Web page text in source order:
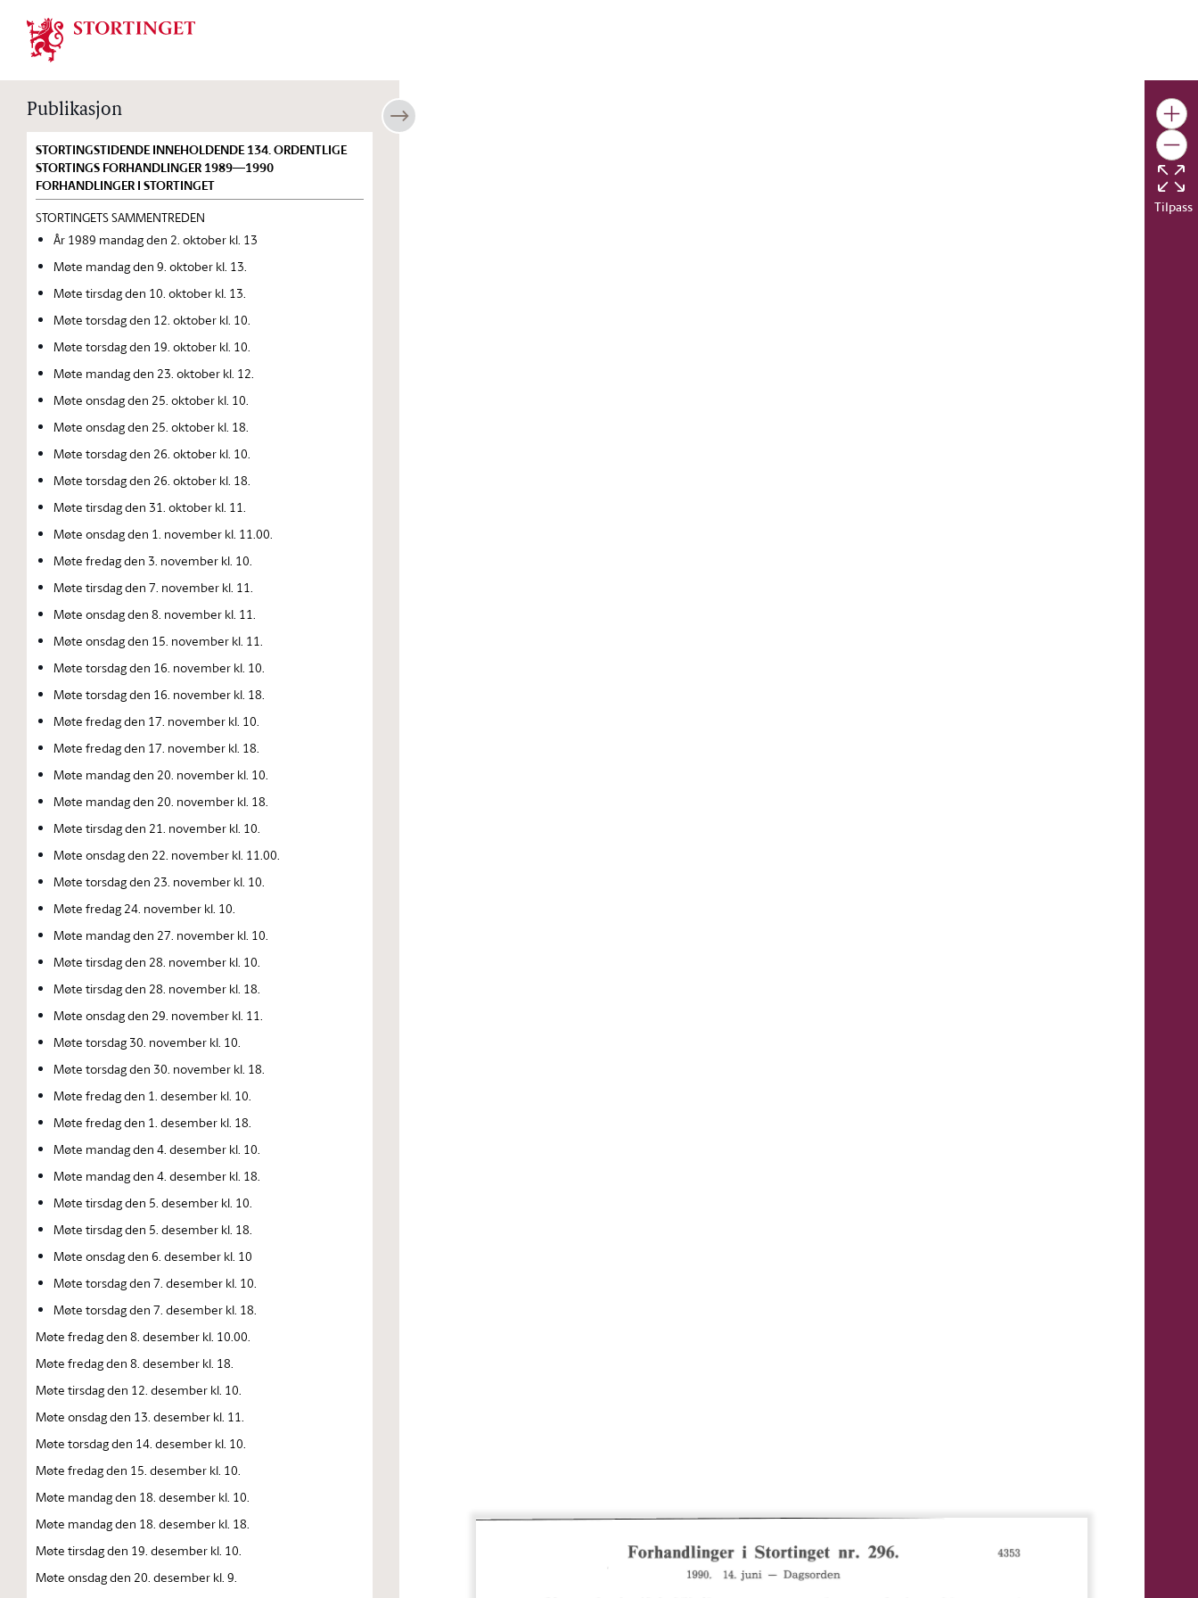
Stortinget.no
Publikasjon
STORTINGSTIDENDE INNEHOLDENDE 134. ORDENTLIGE
STORTINGS FORHANDLINGER 1989—1990
FORHANDLINGER I STORTINGET
STORTINGETS SAMMENTREDEN
År 1989 mandag den 2. oktober kl. 13
Møte mandag den 9. oktober kl. 13.
Møte tirsdag den 10. oktober kl. 13.
Møte torsdag den 12. oktober kl. 10.
Møte torsdag den 19. oktober kl. 10.
Møte mandag den 23. oktober kl. 12.
Møte onsdag den 25. oktober kl. 10.
Møte onsdag den 25. oktober kl. 18.
Møte torsdag den 26. oktober kl. 10.
Møte torsdag den 26. oktober kl. 18.
Møte tirsdag den 31. oktober kl. 11.
Møte onsdag den 1. november kl. 11.00.
Møte fredag den 3. november kl. 10.
Møte tirsdag den 7. november kl. 11.
Møte onsdag den 8. november kl. 11.
Møte onsdag den 15. november kl. 11.
Møte torsdag den 16. november kl. 10.
Møte torsdag den 16. november kl. 18.
Møte fredag den 17. november kl. 10.
Møte fredag den 17. november kl. 18.
Møte mandag den 20. november kl. 10.
Møte mandag den 20. november kl. 18.
Møte tirsdag den 21. november kl. 10.
Møte onsdag den 22. november kl. 11.00.
Møte torsdag den 23. november kl. 10.
Møte fredag 24. november kl. 10.
Møte mandag den 27. november kl. 10.
Møte tirsdag den 28. november kl. 10.
Møte tirsdag den 28. november kl. 18.
Møte onsdag den 29. november kl. 11.
Møte torsdag 30. november kl. 10.
Møte torsdag den 30. november kl. 18.
Møte fredag den 1. desember kl. 10.
Møte fredag den 1. desember kl. 18.
Møte mandag den 4. desember kl. 10.
Møte mandag den 4. desember kl. 18.
Møte tirsdag den 5. desember kl. 10.
Møte tirsdag den 5. desember kl. 18.
Møte onsdag den 6. desember kl. 10
Møte torsdag den 7. desember kl. 10.
Møte torsdag den 7. desember kl. 18.
Møte fredag den 8. desember kl. 10.00.
Møte fredag den 8. desember kl. 18.
Møte tirsdag den 12. desember kl. 10.
Møte onsdag den 13. desember kl. 11.
Møte torsdag den 14. desember kl. 10.
Møte fredag den 15. desember kl. 10.
Møte mandag den 18. desember kl. 10.
Møte mandag den 18. desember kl. 18.
Møte tirsdag den 19. desember kl. 10.
Møte onsdag den 20. desember kl. 9.